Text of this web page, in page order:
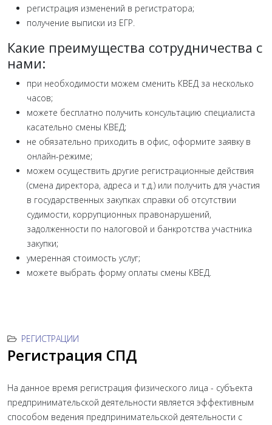
регистрация изменений в регистратора;
получение выписки из ЕГР.
Какие преимущества сотрудничества с
нами:
при необходимости можем сменить КВЕД за несколько
часов;
можете бесплатно получить консультацию специалиста
касательно смены КВЕД;
не обязательно приходить в офис, оформите заявку в
онлайн-режиме;
можем осуществить другие регистрационные действия
(смена директора, адреса и т.д.) или получить для участия
в государственных закупках справки об отсутствии
судимости, коррупционных правонарушений,
задолженности по налоговой и банкротства участника
закупки;
умеренная стоимость услуг;
можете выбрать форму оплаты смены КВЕД.
РЕГИСТРАЦИИ
Регистрация СПД
На данное время регистрация физического лица - субъекта
предпринимательской деятельности является эффективным
способом ведения предпринимательской деятельности с